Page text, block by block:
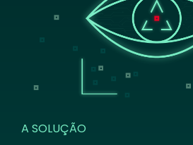
A SOLUÇÃO